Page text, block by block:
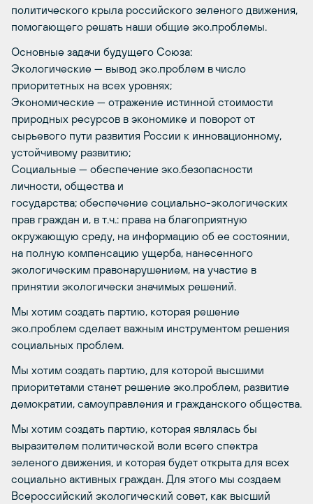
политического крыла российского зеленого движения,
помогающего решать наши общие эко.проблемы.
Основные задачи будущего Союза:
Экологические — вывод эко.проблем в число
приоритетных на всех уровнях;
Экономические — отражение истинной стоимости
природных ресурсов в экономике и поворот от
сырьевого пути развития России к инновационному,
устойчивому развитию;
Социальные — обеспечение эко.безопасности
личности, общества и
государства; обеспечение социально-экологических
прав граждан и, в т.ч.: права на благоприятную
окружающую среду, на информацию об ее состоянии,
на полную компенсацию ущерба, нанесенного
экологическим правонарушением, на участие в
принятии экологически значимых решений.
Мы хотим создать партию, которая решение
эко.проблем сделает важным инструментом решения
социальных проблем.
Мы хотим создать партию, для которой высшими
приоритетами станет решение эко.проблем, развитие
демократии, самоуправления и гражданского общества.
Мы хотим создать партию, которая являлась бы
выразителем политической воли всего спектра
зеленого движения, и которая будет открыта для всех
социально активных граждан. Для этого мы создаем
Всероссийский экологический совет, как высший